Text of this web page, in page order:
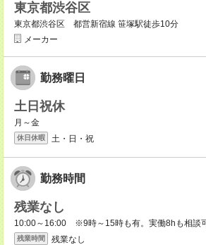
東京都渋谷区
東京都渋谷区 都営新宿線 笹塚駅徒歩10分
メーカー
勤務曜日
土日祝休
月～金
休日休暇 土・日・祝
勤務時間
残業なし
10:00～16:00 ※9時～15時も有。実働8hも相談可
残業時間 残業なし